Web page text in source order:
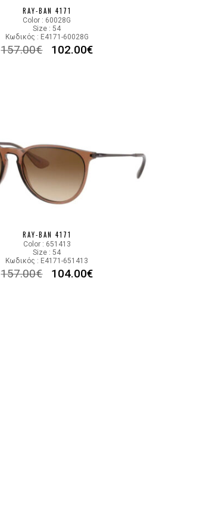
RAY-BAN 4171
Color : 60028G
Size : 54
Κωδικός : E4171-60028G
157.00€ 102.00€
RAY-BAN 4171
Color : 651413
Size : 54
Κωδικός : E4171-651413
157.00€ 104.00€